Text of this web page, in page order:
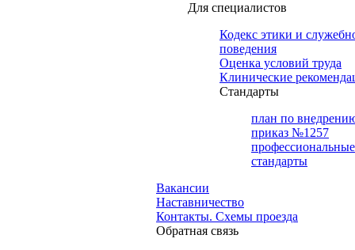
Для специалистов
Кодекс этики и
поведения
Оценка условий труда
Клинические
Cтандарты
план по
приказ №1257
профессиональные
стандарты
Вакансии
Наставничество
Контакты. Схемы проезда
Обратная связь